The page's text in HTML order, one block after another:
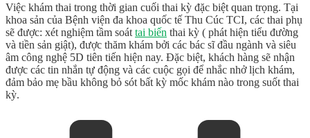
Việc khám thai trong thời gian cuối thai kỳ đặc biệt quan trọng. Tại
khoa sản của Bệnh viện đa khoa quốc tế Thu Cúc TCI, các thai phụ
sẽ được: xét nghiệm tầm soát tai biến thai kỳ ( phát hiện tiểu đường
và tiền sản giật), được thăm khám bởi các bác sĩ đầu ngành và siêu
âm công nghệ 5D tiên tiến hiện nay. Đặc biệt, khách hàng sẽ nhận
được các tin nhắn tự động và các cuộc gọi để nhắc nhở lịch khám,
đảm bảo mẹ bầu không bỏ sót bất kỳ mốc khám nào trong suốt thai
kỳ.